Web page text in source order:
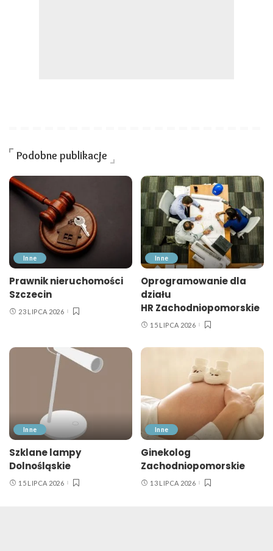
Podobne publikacje
Inne
Prawnik nieruchomości
Szczecin
23 LIPCA 2026
Inne
Oprogramowanie dla
działu
HR Zachodniopomorskie
15 LIPCA 2026
Inne
Szklane lampy
Dolnośląskie
15 LIPCA 2026
Inne
Ginekolog
Zachodniopomorskie
13 LIPCA 2026